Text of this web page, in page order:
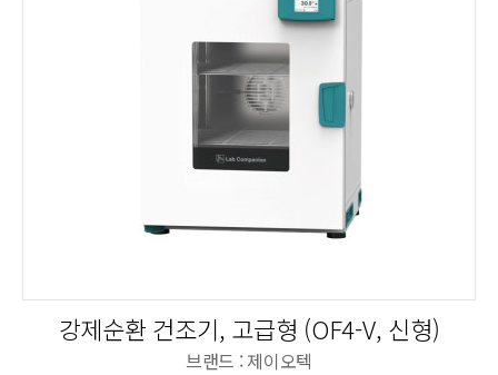
강제순환 건조기, 고급형 (OF4-V, 신형)
브랜드 : 제이오텍